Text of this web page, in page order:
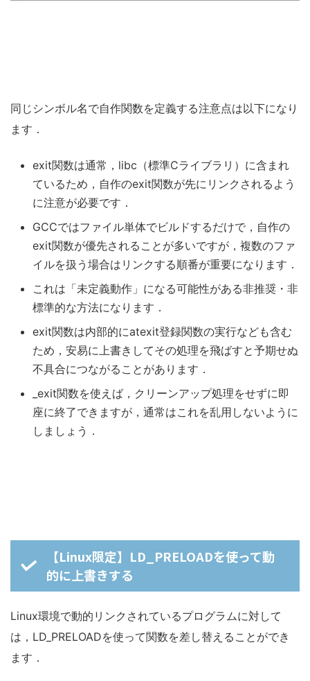
同じシンボル名で自作関数を定義する注意点は以下になり
ます．
exit関数は通常，libc（標準Cライブラリ）に含まれ
ているため，自作のexit関数が先にリンクされるよう
に注意が必要です．
GCCではファイル単体でビルドするだけで，自作の
exit関数が優先されることが多いですが，複数のファ
イルを扱う場合はリンクする順番が重要になります．
これは「未定義動作」になる可能性がある非推奨・非
標準的な方法になります．
exit関数は内部的にatexit登録関数の実行なども含む
ため，安易に上書きしてその処理を飛ばすと予期せぬ
不具合につながることがあります．
_exit関数を使えば，クリーンアップ処理をせずに即
座に終了できますが，通常はこれを乱用しないように
しましょう．
【Linux限定】LD_PRELOADを使って動
的に上書きする
Linux環境で動的リンクされているプログラムに対して
は，LD_PRELOADを使って関数を差し替えることができ
ます．